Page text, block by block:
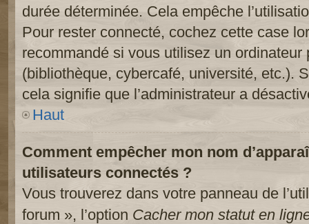
durée déterminée. Cela empêche
Pour rester connecté, cochez cette case
recommandé si vous utilisez un
(bibliothèque, cybercafé, université, etc.).
cela signifie que l’administrateur a
Haut
Comment empêcher mon nom
utilisateurs connectés ?
Vous trouverez dans votre panneau de
forum », l’option Cacher mon statut en